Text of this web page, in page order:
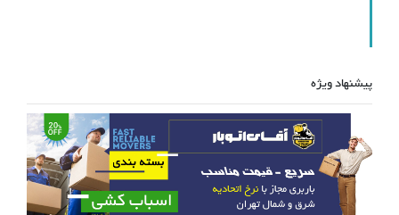
پیشنهاد ویژه